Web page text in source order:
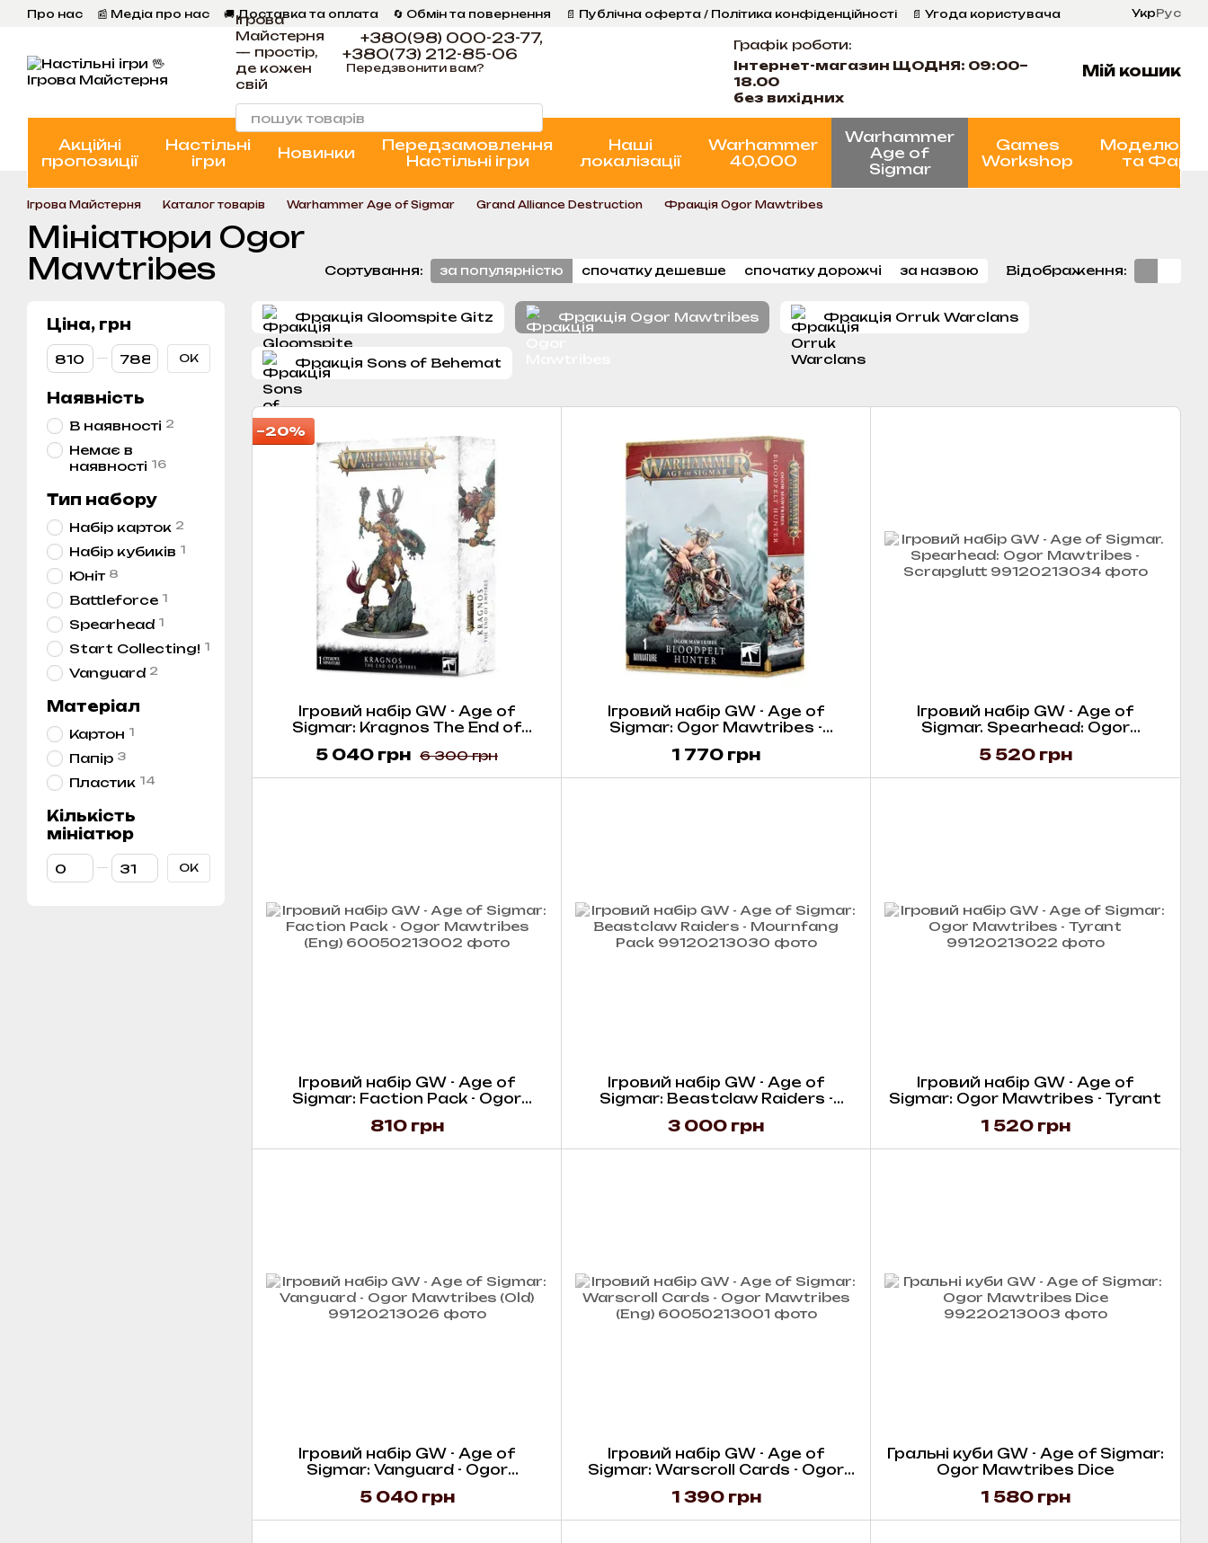
Перейти к основному контенту
Про нас 📰 Медіа про нас 🚚 Доставка та оплата 🔄 Обмін та повернення 📄 Публічна оферта / Політика конфіденційності
📄 Угода користувача
📞 Контакти Ігрова Майстерня Програма Лояльності
УкрРус
Ігрова
Майстерня
— простір,
де кожен
свій
+380(98) 000-23-77,
+380(73) 212-85-06
Передзвонити вам?
Графік роботи:
Інтернет-магазин ЩОДНЯ: 09:00–
18.00
без вихідних
Мій кошик
Акційні
пропозиції
Настільні
ігри
Новинки
Передзамовлення
Настільні ігри
Наші
локалізації
Warhammer
40,000
Warhammer
Age of
Sigmar
Games
Workshop
та
Ігрова Майстерня Каталог товарів Warhammer Age of Sigmar Grand Alliance Destruction Фракція Ogor Mawtribes
Мініатюри Ogor
Mawtribes
Сортування: за популярністю спочатку дешевше спочатку дорожчі за назвою Відображення:
Фракція Gloomspite Gitz Фракція Ogor Mawtribes Фракція Orruk Warclans
Фракція Sons of Behemat
−20%
Ігровий набір GW - Age of
Sigmar: Kragnos The End of
6 300 грн
5 040 грн
Ігровий набір GW - Age of
Sigmar: Ogor Mawtribes -
1 770 грн
Ігровий набір GW - Age of
Sigmar. Spearhead: Ogor
5 520 грн
Ігровий набір GW - Age of
Sigmar: Faction Pack - Ogor
810 грн
Ігровий набір GW - Age of
Sigmar: Beastclaw Raiders -
3 000 грн
Ігровий набір GW - Age of
Sigmar: Ogor Mawtribes - Tyrant
1 520 грн
Ігровий набір GW - Age of
Sigmar: Vanguard - Ogor
5 040 грн
Ігровий набір GW - Age of
Sigmar: Warscroll Cards - Ogor
1 390 грн
Гральні куби GW - Age of Sigmar:
Ogor Mawtribes Dice
1 580 грн
Ціна, грн
От Ціна, грн
До Ціна, грн ОК
Наявність
В наявності 2
Немає в
наявності 16
Тип набору
Набір карток 2
Набір кубиків 1
Юніт 8
Battleforce 1
Spearhead 1
Start Collecting! 1
Vanguard 2
Матеріал
Картон 1
Папір 3
Пластик 14
Кількість
мініатюр
От Кількість мініатюр
До Кількість мініатюр
ОК